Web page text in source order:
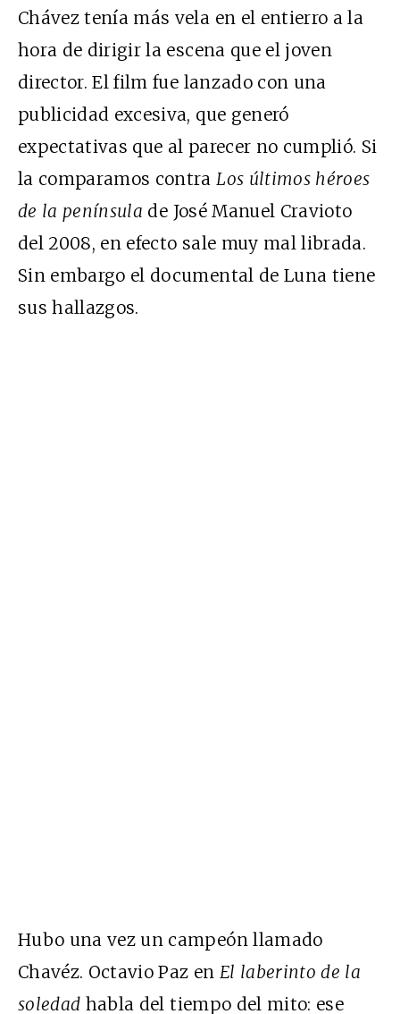
Chávez tenía más vela en el entierro a la
hora de dirigir la escena que el joven
director. El film fue lanzado con una
publicidad excesiva, que generó
expectativas que al parecer no cumplió. Si
la comparamos contraLos últimos héroes
de la península de José Manuel Cravioto
del 2008, en efecto sale muy mal librada.
Sin embargo el documental de Luna tiene
sus hallazgos.
Hubo una vez un campeón llamado
Chavéz. Octavio Paz en El laberinto de la
soledad habla del tiempo del mito: ese